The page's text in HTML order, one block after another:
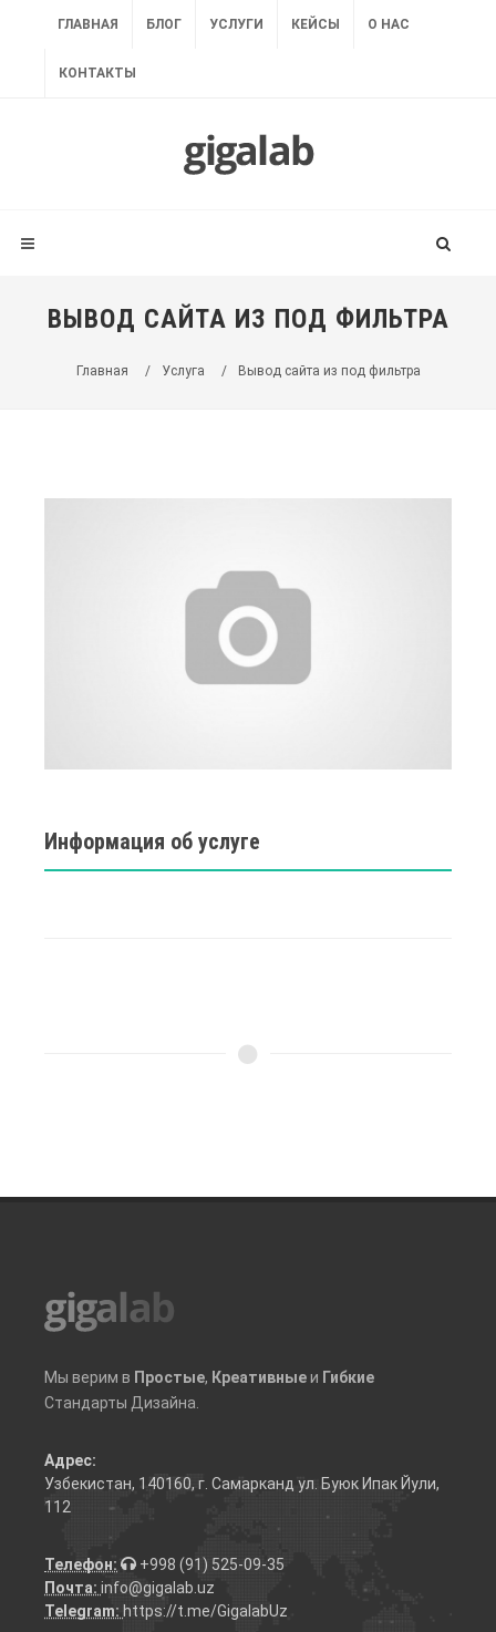
ГЛАВНАЯ БЛОГ УСЛУГИ КЕЙСЫ О НАС
КОНТАКТЫ
ВЫВОД САЙТА ИЗ ПОД ФИЛЬТРА
Главная / Услуга / Вывод сайта из под фильтра
Информация об услуге
Мы верим в Простые, Креативныеи Гибкие
Стандарты Дизайна.
Адрес:
Узбекистан, 140160, г. Самарканд ул. Буюк Ипак Йули,
112
Телефон:
+998 (91) 525-09-35
Почта: info@gigalab.uz
Telegram: https://t.me/GigalabUz